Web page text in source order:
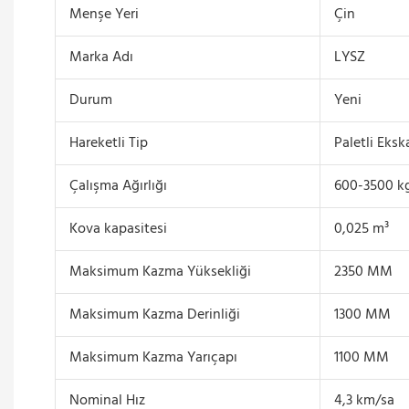
Menşe Yeri
Çin
Marka Adı
LYSZ
Durum
Yeni
Hareketli Tip
Paletli
Çalışma Ağırlığı
600-3500
Kova kapasitesi
0,025 m³
Maksimum Kazma Yüksekliği
2350 MM
Maksimum Kazma Derinliği
1300 MM
Maksimum Kazma Yarıçapı
1100 MM
Nominal Hız
4,3 km/sa